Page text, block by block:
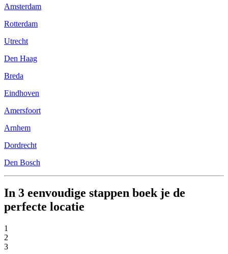
Amsterdam
Rotterdam
Utrecht
Den Haag
Breda
Eindhoven
Amersfoort
Arnhem
Dordrecht
Den Bosch
In 3 eenvoudige stappen boek je de
perfecte locatie
1
2
3